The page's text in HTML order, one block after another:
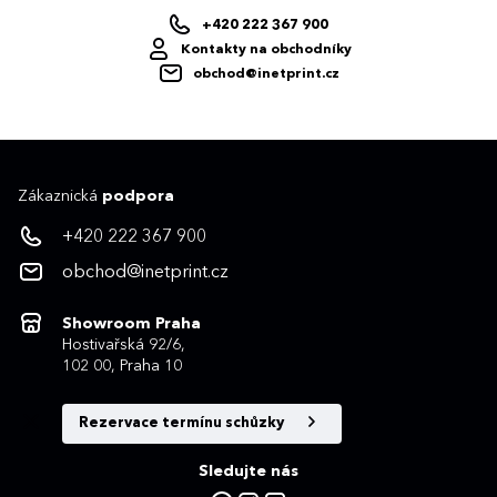
+420 222 367 900
Kontakty na obchodníky
obchod@inetprint.cz
Zákaznická podpora
+420 222 367 900
obchod@inetprint.cz
Showroom Praha
Hostivařská 92/6,
102 00, Praha 10
Rezervace termínu schůzky
Sledujte nás